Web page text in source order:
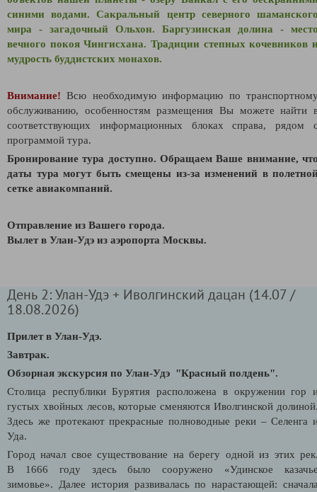
синими водами. Сакральный центр северного
мира - загадочный Ольхон. Баргузинская долина -
вечного покоя Чингисхана. Традиции степных кочевников
мудрость буддистских монахов.
Внимание! Всю необходимую информацию по
обслуживанию, особенностям размещения Вы можете найти
соответствующих информационных блоках справа, рядом
программой тура.
Бронирование тура доступно. Обращаем Ваше внимание,
даты тура могут быть смещены из-за изменений в
сетке авиакомпаний.
Отправление из Вашего города.
Вылет в Улан-Удэ из аэропорта Москвы.
День 2: Улан-Удэ + Иволгинский дацан (14.07 /
18.08.2026)
Прилет в Улан-Удэ.
Завтрак.
Обзорная экскурсия по Улан-Удэ "Красный полдень".
Столица республики Бурятия расположена в окружении гор
густых хвойных лесов, которые сменяются Иволгинской
Здесь же протекают прекрасные полноводные реки – Селенга
Уда.
Город начал свое существование на берегу одной из этих
В 1666 году здесь было сооружено «Удинское
зимовье». Далее история развивалась по нарастающей: